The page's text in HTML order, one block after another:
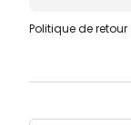
Politique de retour